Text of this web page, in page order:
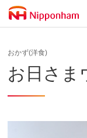
おかず(洋食)
お日さま